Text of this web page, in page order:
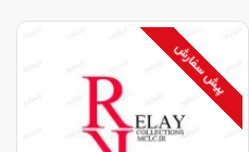
پیش سفارش